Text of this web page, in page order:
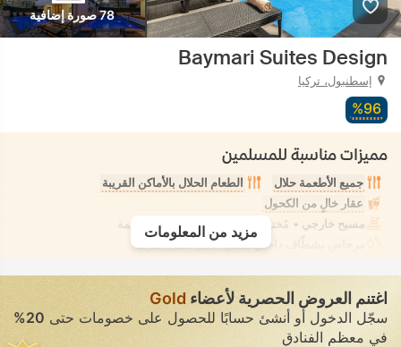
78 صورة إضافية
Baymari Suites Design
إسطنبول، تركيا
96‏%
مميزات مناسبة للمسلمين
جميع الأطعمة حلال
الطعام الحلال بالأماكن القريبة
عقار خالٍ من الكحول
مسبح خارجي • مُختلط • ملابس السباحة المحتشمة
مرحاض بشطّاف داخلي مدمج
• في جميع الغرف
مزيد من المعلومات
اغتنم العروض الحصرية لأعضاء Gold
سجّل الدخول أو أنشئ حسابًا للحصول على خصومات حتى20%
في معظم الفنادق